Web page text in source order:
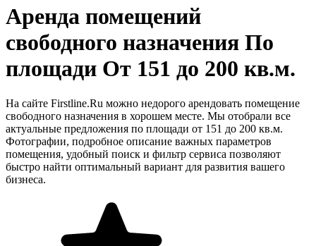
Аренда помещений
свободного назначения По
площади От 151 до 200 кв.м.
На сайте Firstline.Ru можно недорого арендовать помещение
свободного назначения в хорошем месте. Мы отобрали все
актуальные предложения по площади от 151 до 200 кв.м.
Фотографии, подробное описание важных параметров
помещения, удобный поиск и фильтр сервиса позволяют
быстро найти оптимальный вариант для развития вашего
бизнеса.